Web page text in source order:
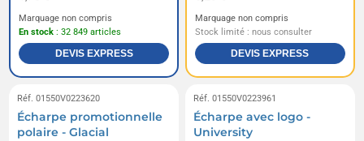
Marquage non compris
En stock : 32 849 articles
DEVIS EXPRESS
Marquage non compris
Stock limité : nous consulter
DEVIS EXPRESS
Réf. 01550V0223620
Écharpe promotionnelle
polaire - Glacial
Réf. 01550V0223961
Écharpe avec logo -
University